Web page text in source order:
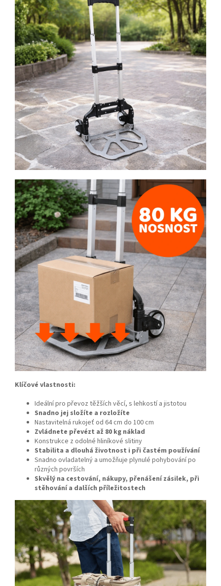
Klíčové vlastnosti:
Ideální pro převoz těžších věcí, s lehkostí a jistotou
Snadno jej složíte a rozložíte
Nastavitelná rukojeť od 64 cm do 100 cm
Zvládnete převézt až 80 kg náklad
Konstrukce z odolné hliníkové slitiny
Stabilita a dlouhá životnost i při častém používání
Snadno ovladatelný a umožňuje plynulé pohybování po
různých površích
Skvělý na cestování, nákupy, přenášení zásilek, při
stěhování a dalších příležitostech